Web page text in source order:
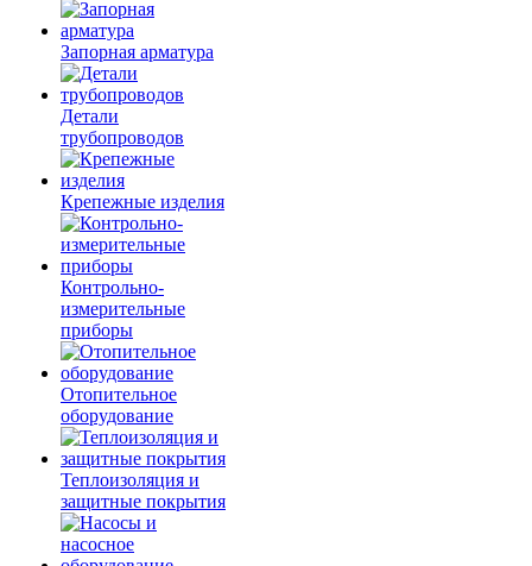
Запорная арматура
Детали
трубопроводов
Крепежные изделия
Контрольно-
измерительные
приборы
Отопительное
оборудование
Теплоизоляция и
защитные покрытия